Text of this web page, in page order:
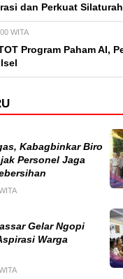
dan Perkuat
WITA
Program Paham AI,
Kabagbinkar Biro
Personel Jaga
Gelar Ngopi
Warga